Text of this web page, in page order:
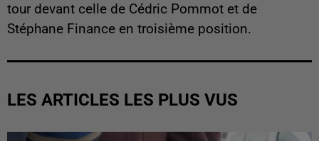
tour devant celle de Cédric Pommot et de
Stéphane Finance en troisième position.
LES ARTICLES LES PLUS VUS